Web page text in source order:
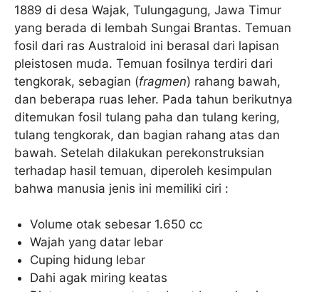
1889 di desa Wajak, Tulungagung, Jawa Timur
yang berada di lembah Sungai Brantas. Temuan
fosil dari ras Australoid ini berasal dari lapisan
pleistosen muda. Temuan fosilnya terdiri dari
tengkorak, sebagian (fragmen) rahang bawah,
dan beberapa ruas leher. Pada tahun berikutnya
ditemukan fosil tulang paha dan tulang kering,
tulang tengkorak, dan bagian rahang atas dan
bawah. Setelah dilakukan perekonstruksian
terhadap hasil temuan, diperoleh kesimpulan
bahwa manusia jenis ini memiliki ciri :
Volume otak sebesar 1.650 cc
Wajah yang datar lebar
Cuping hidung lebar
Dahi agak miring keatas